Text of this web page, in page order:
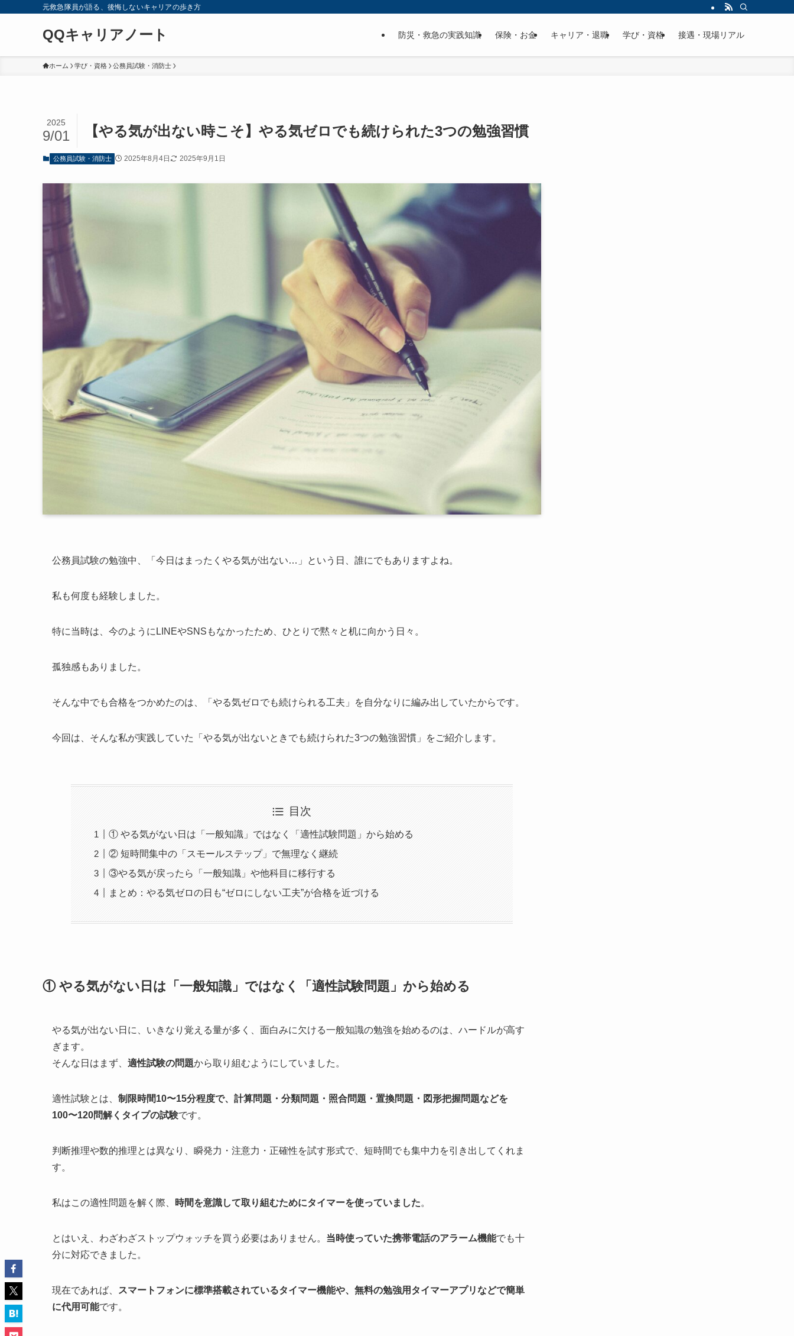
元救急隊員が語る、後悔しないキャリアの歩き方
QQキャリアノート 防災・救急の実践知識 保険・お金 キャリア・退職 学び・資格 接遇・現場リアル
ホーム 学び・資格 公務員試験・消防士
【やる気が出ない時こそ】やる気ゼロでも続けられた3つの勉強習慣
2025
9/01
公務員試験・消防士 2025年8月4日 2025年9月1日
公務員試験の勉強中、「今日はまったくやる気が出ない…」という日、誰にでもありますよね。
私も何度も経験しました。
特に当時は、今のようにLINEやSNSもなかったため、ひとりで黙々と机に向かう日々。
孤独感もありました。
そんな中でも合格をつかめたのは、「やる気ゼロでも続けられる工夫」を自分なりに編み出していたからです。
今回は、そんな私が実践していた「やる気が出ないときでも続けられた3つの勉強習慣」をご紹介します。
目次
① やる気がない日は「一般知識」ではなく「適性試験問題」から始める
② 短時間集中の「スモールステップ」で無理なく継続
③やる気が戻ったら「一般知識」や他科目に移行する
まとめ：やる気ゼロの日も“ゼロにしない工夫”が合格を近づける
① やる気がない日は「一般知識」ではなく「適性試験問題」から始める
やる気が出ない日に、いきなり覚える量が多く、面白みに欠ける一般知識の勉強を始めるのは、ハードルが高す
ぎます。
そんな日はまず、 適性試験の問題から取り組むようにしていました。
適性試験とは、 制限時間10〜15分程度で、計算問題・分類問題・照合問題・置換問題・図形把握問題などを
100〜120問解くタイプの試験です。
判断推理や数的推理とは異なり、瞬発力・注意力・正確性を試す形式で、短時間でも集中力を引き出してくれま
す。
私はこの適性問題を解く際、 時間を意識して取り組むためにタイマーを使っていました。
とはいえ、わざわざストップウォッチを買う必要はありません。 当時使っていた携帯電話のアラーム機能でも十
分に対応できました。
現在であれば、
スマートフォンに標準搭載されているタイマー機能や、無料の勉強用タイマーアプリなどで簡単
に代用可能です。